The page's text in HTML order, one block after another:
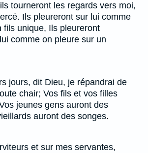
tourneront les regards vers moi,
Ils pleureront sur lui comme
fils unique, Ils pleureront
comme on pleure sur un
jours, dit Dieu, je répandrai de
chair; Vos fils et vos filles
jeunes gens auront des
auront des songes.
et sur mes servantes,